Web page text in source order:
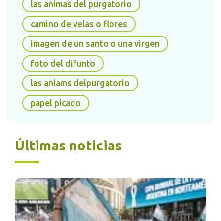
difuntos, se prepara ofrenda que entre
muchas cosas contienen: los platillos favoritos
de los difuntos, juguetes, etc. Esta tradición
tiene 50 formas distintas de representarse y
hay tantas versiones de altares como de
familias.
las animas del purgatorio
camino de velas o flores
imagen de un santo o una virgen
foto del difunto
las aniams delpurgatorio
papel picado
Últimas noticias